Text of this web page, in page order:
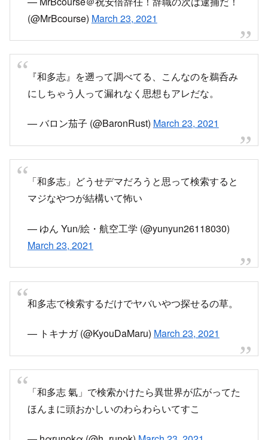
和多志の個人主義
— ひかり (@Hikari_4869) March 23, 2021
和多志、アイドル宣言
— えび (@Ultramarine2212)
和多志ばかよねーとか？
— ル・プチ・プランク (@Le_Petit_Planck)
March 23, 2021
和多志に還りなさい～
とか呟いても仲間認定されそうで怖い
— けんゆう2G (@kane2g765) March 23, 2021